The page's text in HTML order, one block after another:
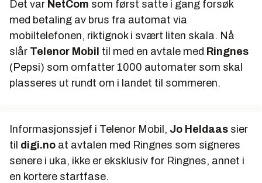
Det var NetCom som først satte i gang forsøk
med betaling av brus fra automat via
mobiltelefonen, riktignok i svært liten skala. Nå
slår Telenor Mobil til med en avtale med Ringnes
(Pepsi) som omfatter 1000 automater som skal
plasseres ut rundt om i landet til sommeren.
Informasjonssjef i Telenor Mobil, Jo Heldaas sier
til digi.no at avtalen med Ringnes som signeres
senere i uka, ikke er eksklusiv for Ringnes, annet i
en kortere startfase.